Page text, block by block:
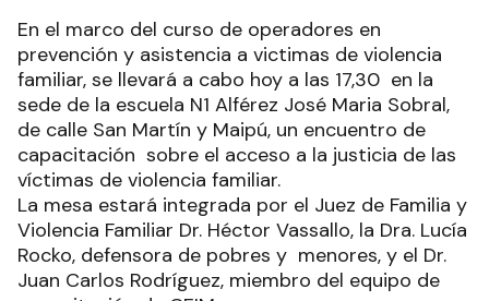
En el marco del curso de operadores en
prevención y asistencia a victimas de violencia
familiar, se llevará a cabo hoy a las 17,30 en la
sede de la escuela N1 Alférez José Maria Sobral,
de calle San Martín y Maipú, un encuentro de
capacitación sobre el acceso a la justicia de las
víctimas de violencia familiar.
La mesa estará integrada por el Juez de Familia y
Violencia Familiar Dr. Héctor Vassallo, la Dra. Lucía
Rocko, defensora de pobres y menores, y el Dr.
Juan Carlos Rodríguez, miembro del equipo de